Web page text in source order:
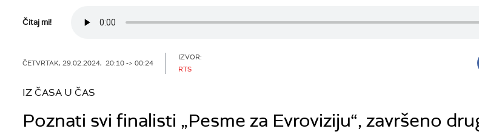
Čitaj mi!
ČETVRTAK, 29.02.2024, 20:10 -> 00:24
IZVOR:
RTS
IZ ČASA U ČAS
Poznati svi finalisti „Pesme za Evroviziju“, završeno